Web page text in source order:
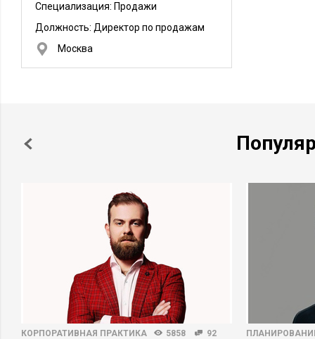
Специализация: Продажи
Должность: Директор по продажам
Москва
КОРПОРАТИВНАЯ ПРАКТИКА 5858 92